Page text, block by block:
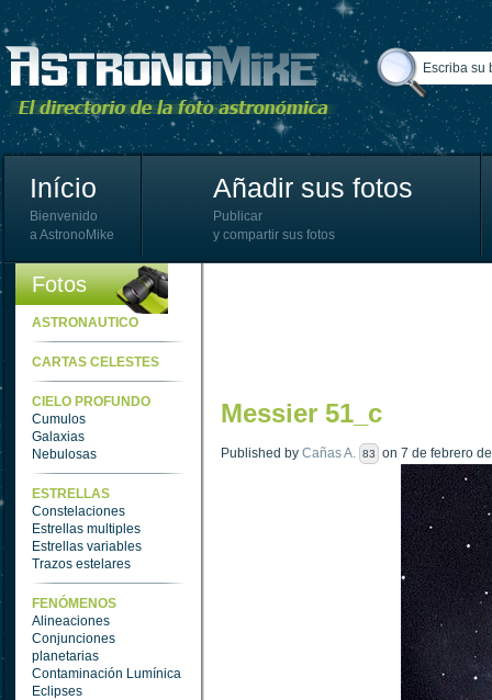
Início
Bienvenido
a AstronoMike
Añadir sus fotos
Publicar
y compartir sus fotos
Fotos
ASTRONAUTICO
CARTAS CELESTES
CIELO PROFUNDO
Cumulos
Galaxias
Nebulosas
ESTRELLAS
Constelaciones
Estrellas multiples
Estrellas variables
Trazos estelares
FENÓMENOS
Alineaciones
Conjunciones
planetarias
Contaminación Lumínica
Eclipses
Messier 51_c
Published by Cañas A. 83 on 7 de febrero